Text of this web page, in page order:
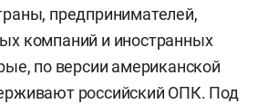
предпринимателей,
компаний и иностранных
по версии американской
российский ОПК. Под